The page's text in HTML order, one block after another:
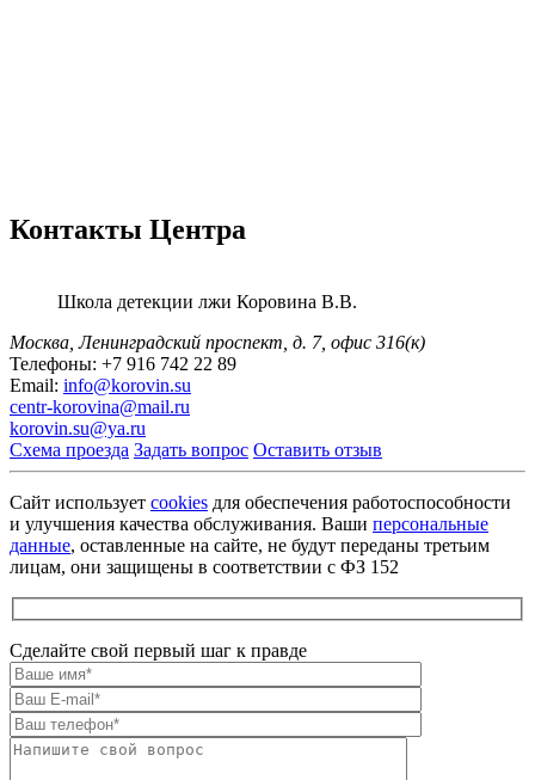
Контакты Центра
Школа детекции лжи Коровина В.В.
Москва, Ленинградский проспект, д. 7, офис 316(к)
Телефоны: +7 916 742 22 89
Email: info@korovin.su
centr-korovina@mail.ru
korovin.su@ya.ru
Схема проезда Задать вопрос Оставить отзыв
Сайт использует cookies для обеспечения работоспособности
и улучшения качества обслуживания. Ваши персональные
данные, оставленные на сайте, не будут переданы третьим
лицам, они защищены в соответствии с ФЗ 152
Сделайте свой первый шаг к правде